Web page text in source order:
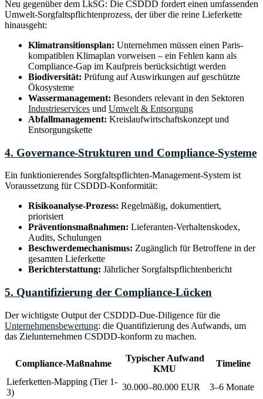
Neu gegenüber dem LkSG: Die CSDDD fordert einen umfassenden
Umwelt-Sorgfaltspflichtenprozess, der über die reine Lieferkette
hinausgeht:
Klimatransitionsplan: Unternehmen müssen einen Paris-
kompatiblen Klimaplan vorweisen – ein Fehlen kann als
Compliance-Gap im Kaufpreis berücksichtigt werden
Biodiversität: Prüfung auf Auswirkungen auf geschützte
Ökosysteme
Wassermanagement: Besonders relevant in den Sektoren
Industrieservices und Umwelt & Entsorgung
Abfallmanagement: Kreislaufwirtschaftskonzept und
Entsorgungskette
4. Governance-Strukturen und Compliance-Systeme
Ein funktionierendes Sorgfaltspflichten-Management-System ist
Voraussetzung für CSDDD-Konformität:
Risikoanalyse-Prozess: Regelmäßig, dokumentiert,
priorisiert
Präventionsmaßnahmen: Lieferanten-Verhaltenskodex,
Audits, Schulungen
Beschwerdemechanismus: Zugänglich für Betroffene in der
gesamten Lieferkette
Berichterstattung: Jährlicher Sorgfaltspflichtenbericht
5. Quantifizierung der Compliance-Lücken
Der wichtigste Output der CSDDD-Due-Diligence für die
Unternehmensbewertung: die Quantifizierung des Aufwands, um
das Zielunternehmen CSDDD-konform zu machen.
Compliance-Maßnahme
Typischer Aufwand
KMU
Timeline
Lieferketten-Mapping (Tier 1-
3)
30.000–80.000 EUR
3–6 Monate